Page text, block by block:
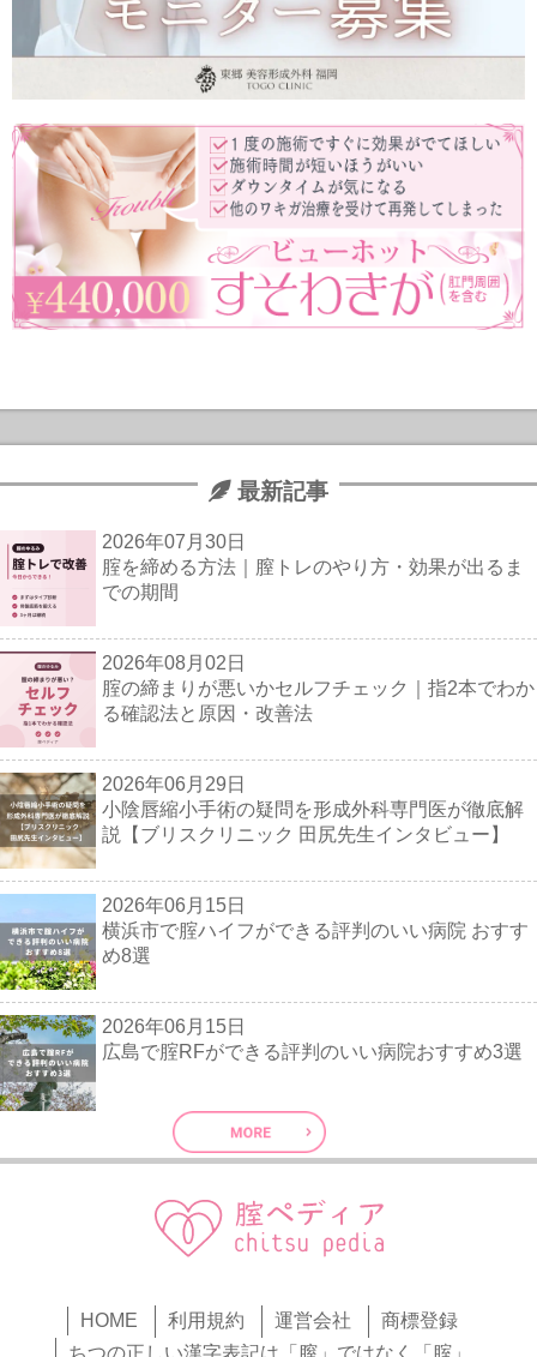
最新記事
2026年07月30日
腟を締める方法｜膣トレのやり方・効果が出るま
での期間
2026年08月02日
腟の締まりが悪いかセルフチェック｜指2本でわか
る確認法と原因・改善法
2026年06月29日
小陰唇縮小手術の疑問を形成外科専門医が徹底解
説【ブリスクリニック 田尻先生インタビュー】
2026年06月15日
横浜市で腟ハイフができる評判のいい病院 おすす
め8選
2026年06月15日
広島で腟RFができる評判のいい病院おすすめ3選
HOME 利用規約 運営会社
商標登録